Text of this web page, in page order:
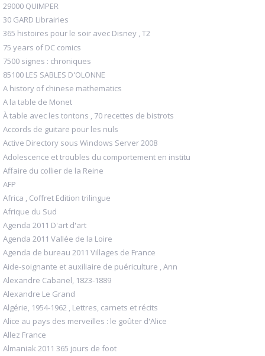
29000 QUIMPER
30 GARD Librairies
365 histoires pour le soir avec Disney , T2
75 years of DC comics
7500 signes : chroniques
85100 LES SABLES D'OLONNE
A history of chinese mathematics
A la table de Monet
À table avec les tontons , 70 recettes de bistrots
Accords de guitare pour les nuls
Active Directory sous Windows Server 2008
Adolescence et troubles du comportement en institu
Affaire du collier de la Reine
AFP
Africa , Coffret Edition trilingue
Afrique du Sud
Agenda 2011 D'art d'art
Agenda 2011 Vallée de la Loire
Agenda de bureau 2011 Villages de France
Aide-soignante et auxiliaire de puériculture , Ann
Alexandre Cabanel, 1823-1889
Alexandre Le Grand
Algérie, 1954-1962 , Lettres, carnets et récits
Alice au pays des merveilles : le goûter d'Alice
Allez France
Almaniak 2011 365 jours de foot